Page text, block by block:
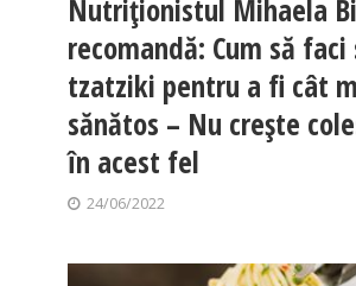
Nutriționistul Mihaela
recomandă: Cum să faci
tzatziki pentru a fi cât
sănătos – Nu crește
în acest fel
24/06/2022